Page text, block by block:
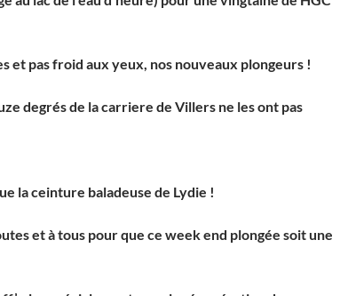
et pas froid aux yeux, nos nouveaux plongeurs !
degrés de la carriere de Villers ne les ont pas
la ceinture baladeuse de Lydie !
et à tous pour que ce week end plongée soit une